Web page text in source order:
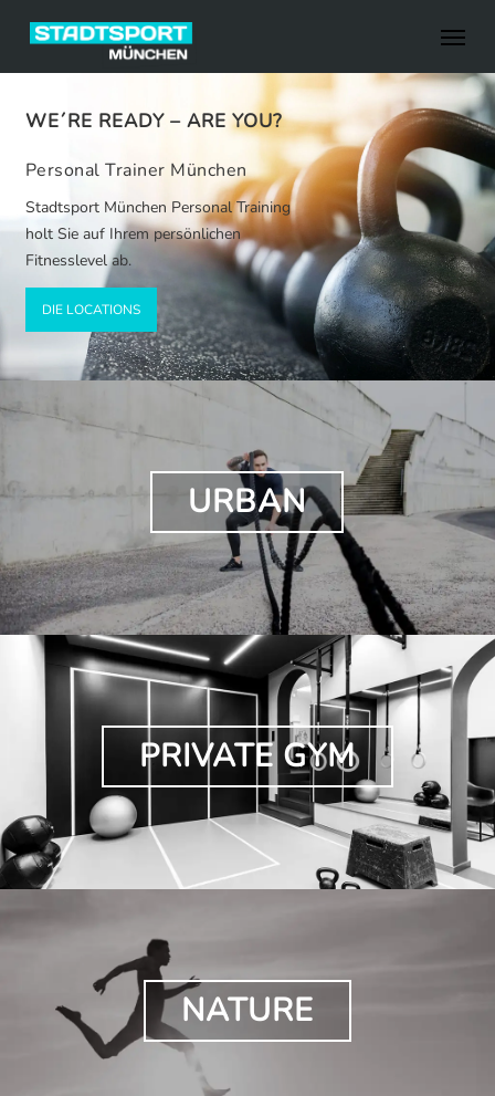
main
Menu
WE´RE READY – ARE YOU?
Personal Trainer München
Stadtsport München Personal Training
holt Sie auf Ihrem persönlichen
Fitnesslevel ab.
DIE LOCATIONS
URBAN
PRIVATE GYM
NATURE